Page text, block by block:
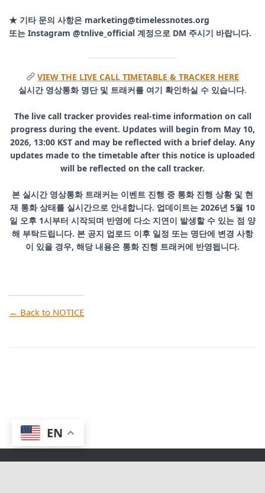
★ 기타 문의 사항은 marketing@timelessnotes.org
또는 Instagram @tnlive_official 계정으로 DM 주시기 바랍니다.
VIEW THE LIVE CALL TIMETABLE & TRACKER HERE
실시간 영상통화 명단 및 트래커를 여기 확인하실 수 있습니다.
The live call tracker provides real-time information on call
progress during the event. Updates will begin from May 10,
2026, 13:00 KST and may be reflected with a brief delay. Any
updates made to the timetable after this notice is uploaded
will be reflected on the call tracker.
본 실시간 영상통화 트래커는 이벤트 진행 중 통화 진행 상황 및 현
재 통화 상태를 실시간으로 안내합니다. 업데이트는 2026년 5월 10
일 오후 1시부터 시작되며 반영에 다소 지연이 발생할 수 있는 점 양
해 부탁드립니다. 본 공지 업로드 이후 일정 또는 명단에 변경 사항
이 있을 경우, 해당 내용은 통화 진행 트래커에 반영됩니다.
← Back to NOTICE
EN